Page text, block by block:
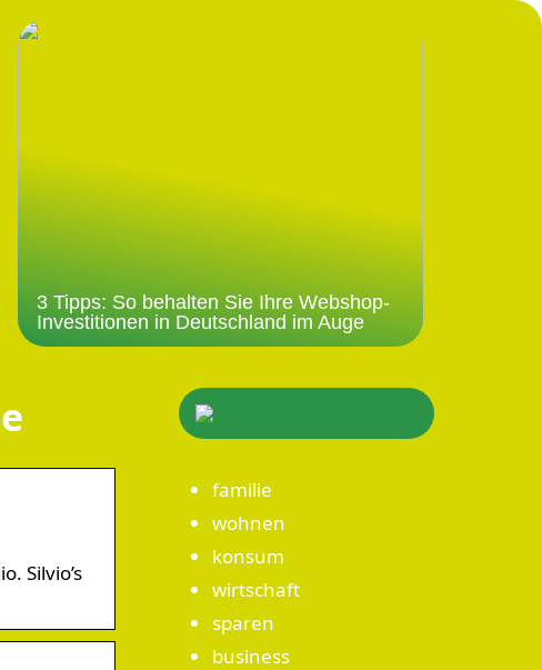
3 Tipps: So behalten Sie Ihre Webshop-
Investitionen in Deutschland im Auge
Silvio’s
familie
wohnen
konsum
wirtschaft
sparen
business